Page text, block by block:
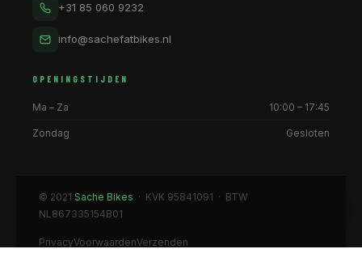
+31 85 060 9232
info@sachefatbikes.nl
OPENINGSTIJDEN
Ma – Za 10:00 – 17:45
Zondag Gesloten
© 2021 Sache Bikes · KVK 95841091 · BTW
NL867335154B01
PrivacyVoorwaardenVerzenden